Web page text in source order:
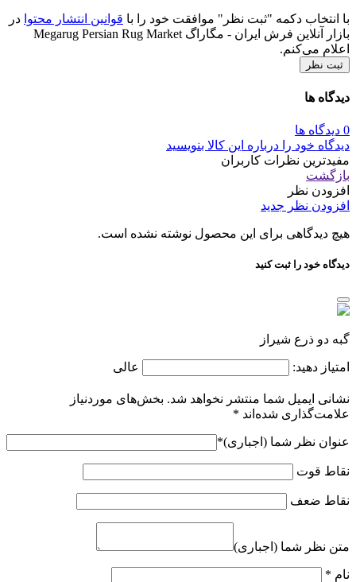
با انتخاب دکمه "ثبت نظر" موافقت خود را با قوانین انتشار محتوا در
بازار آنلاین فرش ایران - مگاراگ Megarug Persian Rug Market
اعلام می‌کنم.
ثبت نظر
دیدگاه ها
0 دیدگاه ها
دیدگاه خود را درباره این کالا بنویسید
مفیدترین نظرات کاربران
بازگشت
افزودن نظر
افزودن نظر جدید
هیچ دیدگاهی برای این محصول نوشته نشده است.
دیدگاه خود را ثبت کنید
گبه دو ذرع شیراز
امتیاز دهید: عالی
نشانی ایمیل شما منتشر نخواهد شد. بخش‌های موردنیاز
علامت‌گذاری شده‌اند *
عنوان نظر شما (اجباری)*
نقاط قوت
نقاط ضعف
متن نظر شما (اجباری)
نام *